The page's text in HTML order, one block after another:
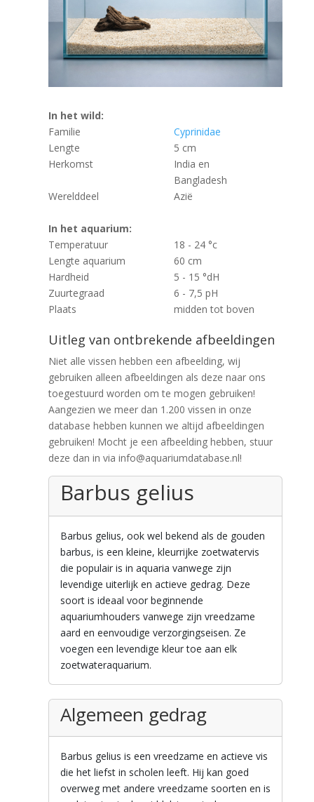
In het wild:
Familie
Cyprinidae
Lengte
5 cm
Herkomst
India en
Bangladesh
Werelddeel
Azië
In het aquarium:
Temperatuur
18 - 24 °c
Lengte aquarium
60 cm
Hardheid
5 - 15 °dH
Zuurtegraad
6 - 7,5 pH
Plaats
midden tot boven
Uitleg van ontbrekende afbeeldingen
Niet alle vissen hebben een afbeelding, wij
gebruiken alleen afbeeldingen als deze naar ons
toegestuurd worden om te mogen gebruiken!
Aangezien we meer dan 1.200 vissen in onze
database hebben kunnen we altijd afbeeldingen
gebruiken! Mocht je een afbeelding hebben, stuur
deze dan in via info@aquariumdatabase.nl!
Barbus gelius
Barbus gelius, ook wel bekend als de gouden
barbus, is een kleine, kleurrijke zoetwatervis
die populair is in aquaria vanwege zijn
levendige uiterlijk en actieve gedrag. Deze
soort is ideaal voor beginnende
aquariumhouders vanwege zijn vreedzame
aard en eenvoudige verzorgingseisen. Ze
voegen een levendige kleur toe aan elk
zoetwateraquarium.
Algemeen gedrag
Barbus gelius is een vreedzame en actieve vis
die het liefst in scholen leeft. Hij kan goed
overweg met andere vreedzame soorten en is